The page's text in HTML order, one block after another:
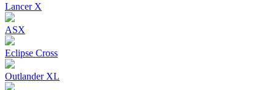
Lancer X
ASX
Eclipse Cross
Outlander XL